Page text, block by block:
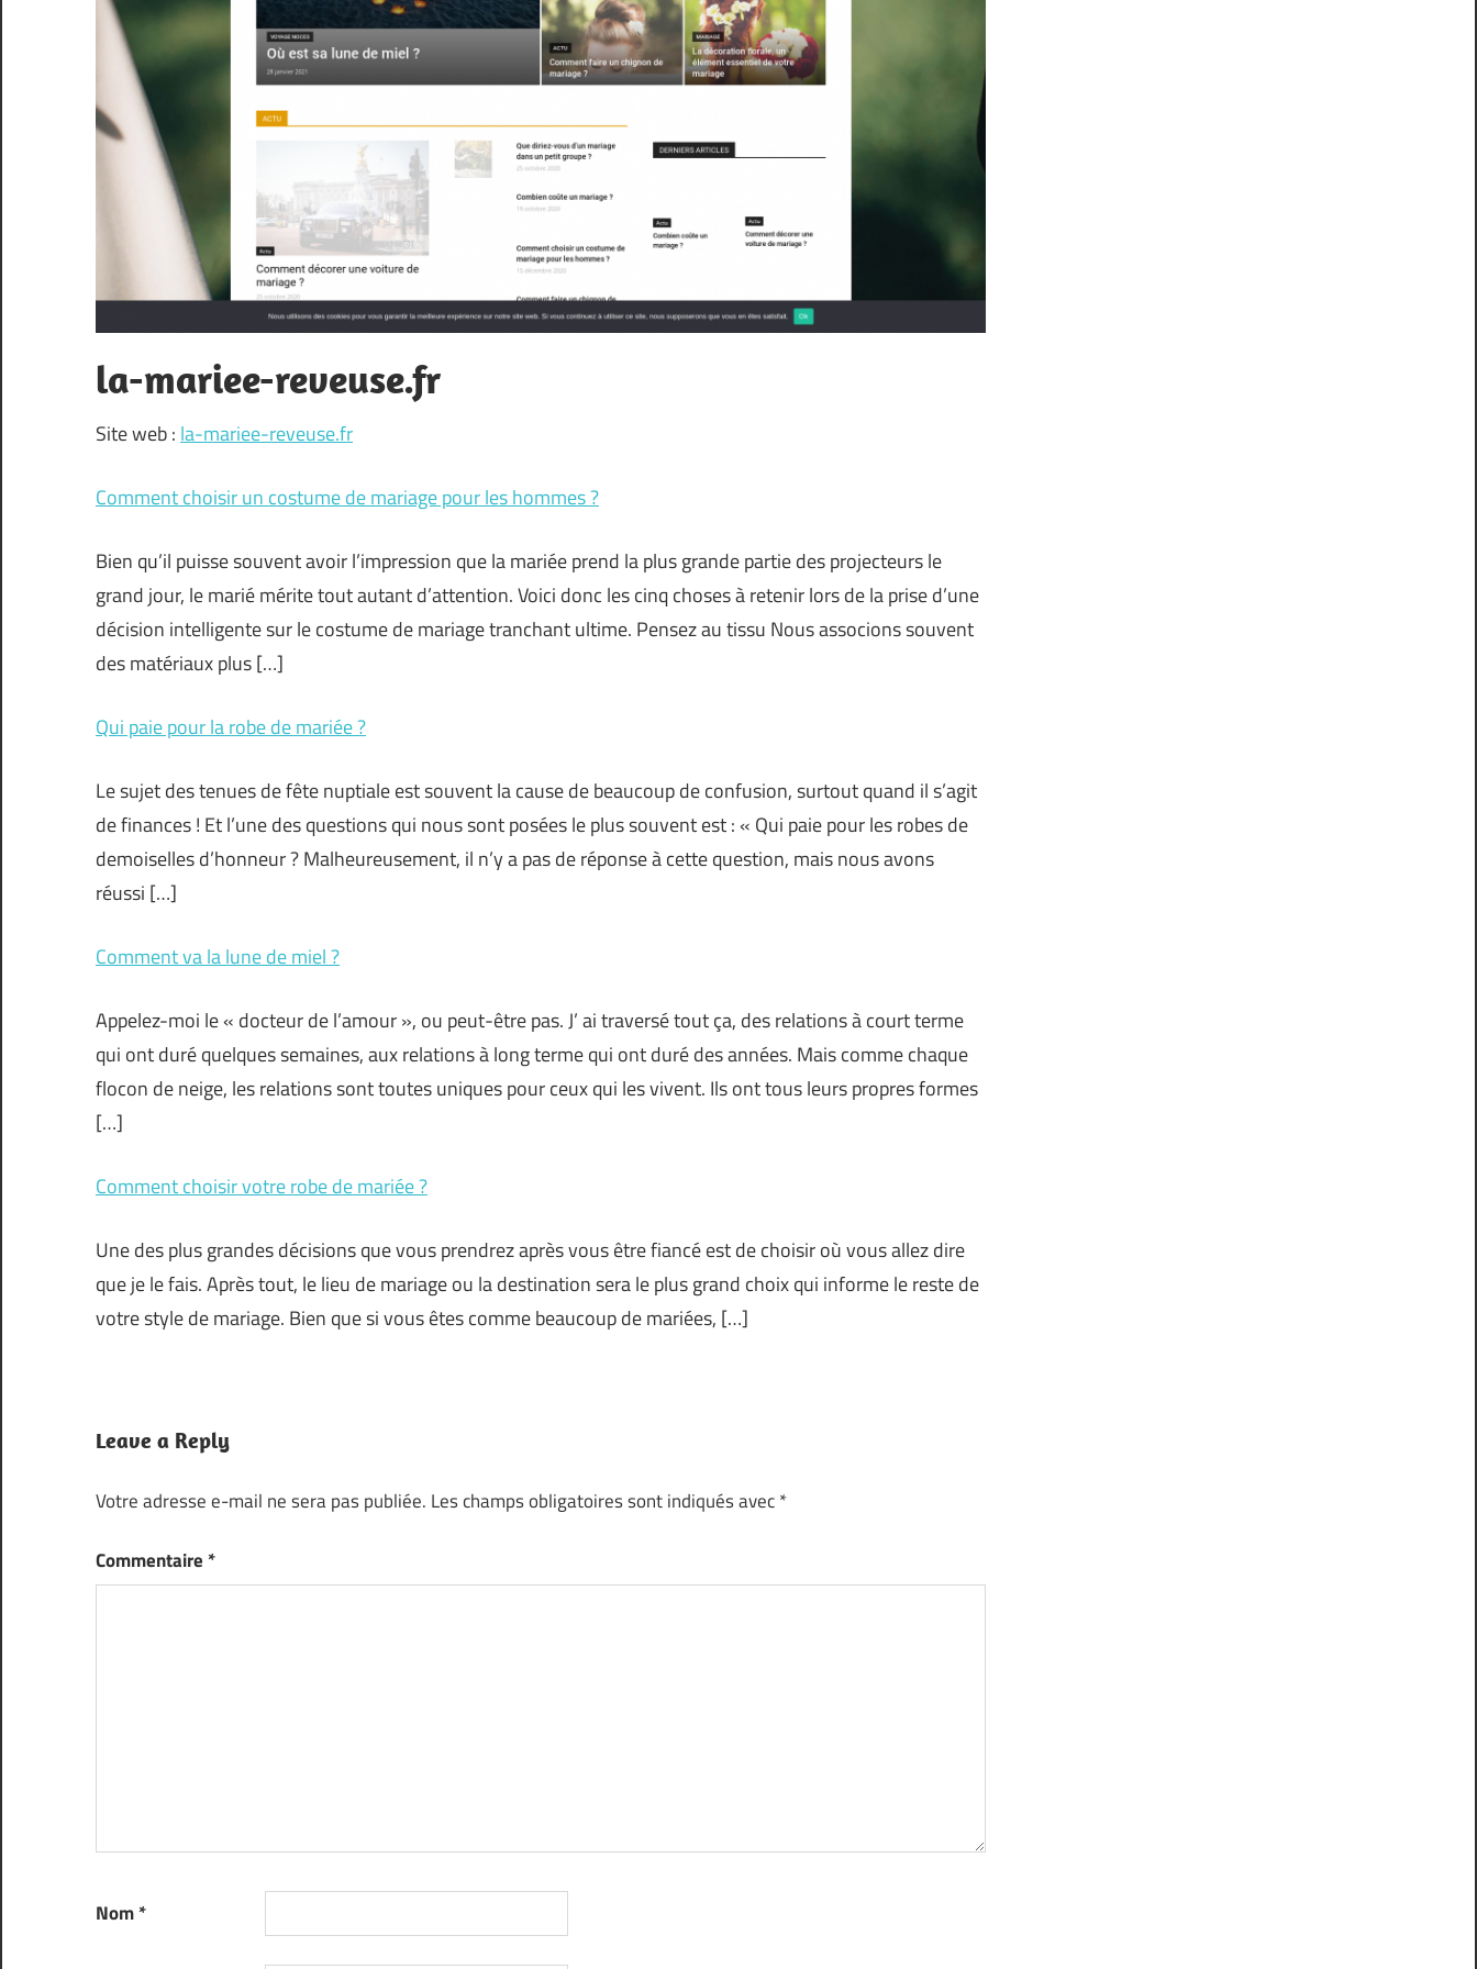
la-mariee-reveuse.fr
Site web :la-mariee-reveuse.fr
Comment choisir un costume de mariage pour les hommes ?
Bien qu’il puisse souvent avoir l’impression que la mariée prend la plus grande partie des projecteurs le
grand jour, le marié mérite tout autant d’attention. Voici donc les cinq choses à retenir lors de la prise d’une
décision intelligente sur le costume de mariage tranchant ultime. Pensez au tissu Nous associons souvent
des matériaux plus […]
Qui paie pour la robe de mariée ?
Le sujet des tenues de fête nuptiale est souvent la cause de beaucoup de confusion, surtout quand il s’agit
de finances ! Et l’une des questions qui nous sont posées le plus souvent est : « Qui paie pour les robes de
demoiselles d’honneur ? Malheureusement, il n’y a pas de réponse à cette question, mais nous avons
réussi […]
Comment va la lune de miel ?
Appelez-moi le « docteur de l’amour », ou peut-être pas. J’ ai traversé tout ça, des relations à court terme
qui ont duré quelques semaines, aux relations à long terme qui ont duré des années. Mais comme chaque
flocon de neige, les relations sont toutes uniques pour ceux qui les vivent. Ils ont tous leurs propres formes
[…]
Comment choisir votre robe de mariée ?
Une des plus grandes décisions que vous prendrez après vous être fiancé est de choisir où vous allez dire
que je le fais. Après tout, le lieu de mariage ou la destination sera le plus grand choix qui informe le reste de
votre style de mariage. Bien que si vous êtes comme beaucoup de mariées, […]
Leave a Reply
Votre adresse e-mail ne sera pas publiée. Les champs obligatoires sont indiqués avec*
Commentaire *
Nom*